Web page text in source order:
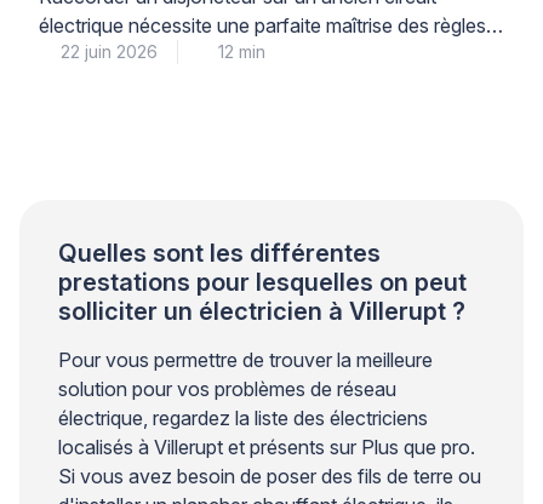
électrique nécessite une parfaite maîtrise des règles
de sécurité et de la norme NFC 15-100, car la
22 juin 2026 12 min
Quelles sont les différentes
prestations pour lesquelles on peut
solliciter un électricien à Villerupt ?
Pour vous permettre de trouver la meilleure
solution pour vos problèmes de réseau
électrique, regardez la liste des électriciens
localisés à Villerupt et présents sur Plus que pro.
Si vous avez besoin de poser des fils de terre ou